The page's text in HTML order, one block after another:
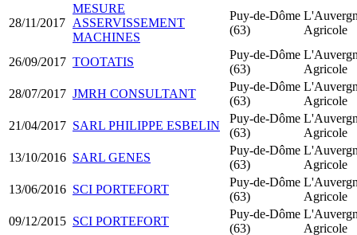
28/11/2017
MESURE
ASSERVISSEMENT
MACHINES
Puy-de-Dôme
(63)
Agricole
26/09/2017 TOOTATIS
Puy-de-Dôme
(63)
Agricole
28/07/2017 JMRH CONSULTANT
Puy-de-Dôme
(63)
Agricole
21/04/2017 SARL PHILIPPE ESBELIN
Puy-de-Dôme
(63)
Agricole
13/10/2016 SARL GENES
Puy-de-Dôme
(63)
Agricole
13/06/2016 SCI PORTEFORT
Puy-de-Dôme
(63)
Agricole
09/12/2015 SCI PORTEFORT
Puy-de-Dôme
(63)
Agricole